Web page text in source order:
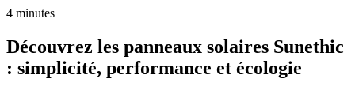
4 minutes
Découvrez les panneaux solaires Sunethic
: simplicité, performance et écologie